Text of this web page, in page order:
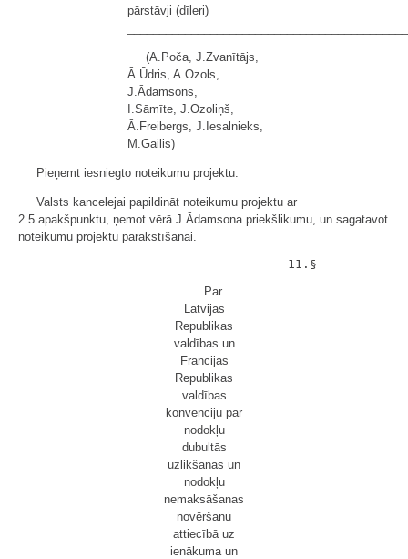
pārstāvji (dīleri)
(A.Poča, J.Zvanītājs,
Ā.Ūdris, A.Ozols,
J.Ādamsons,
I.Sāmīte, J.Ozoliņš,
Ā.Freibergs, J.Iesalnieks,
M.Gailis)
Pieņemt iesniegto noteikumu projektu.
Valsts kancelejai papildināt noteikumu projektu ar
2.5.apakšpunktu, ņemot vērā J.Ādamsona priekšlikumu, un sagatavot
noteikumu projektu parakstīšanai.
Par
Latvijas
Republikas
valdības un
Francijas
Republikas
valdības
konvenciju par
nodokļu
dubultās
uzlikšanas un
nodokļu
nemaksāšanas
novēršanu
attiecībā uz
ienākuma un